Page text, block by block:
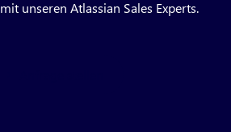
unseren Atlassian Sales Experts.